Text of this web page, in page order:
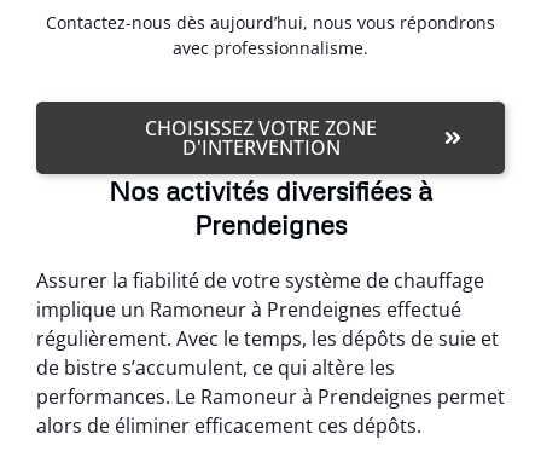
Contactez-nous dès aujourd’hui, nous vous répondrons
avec professionnalisme.
CHOISISSEZ VOTRE ZONE
D'INTERVENTION
Nos activités diversifiées à
Prendeignes
Assurer la fiabilité de votre système de chauffage
implique un Ramoneur à Prendeignes effectué
régulièrement. Avec le temps, les dépôts de suie et
de bistre s’accumulent, ce qui altère les
performances. Le Ramoneur à Prendeignes permet
alors de éliminer efficacement ces dépôts.